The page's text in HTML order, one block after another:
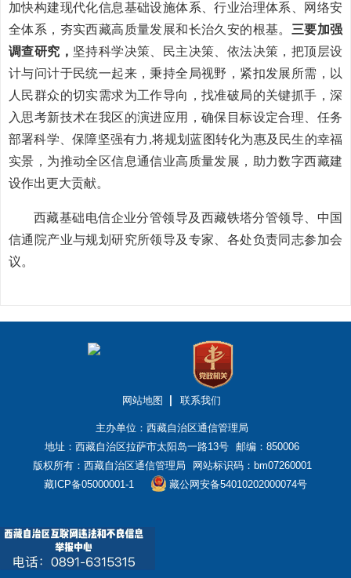
加快构建现代化信息基础设施体系、行业治理体系、网络安
全体系， 夯实西藏高质量发展和长治久安的根基。 三要加强
调查研究， 坚持科学决策、民主决策、依法决策，把顶层设
计与问计于民统一起来，秉持全局视野，紧扣发展所需， 以
人民群众的切实需求为工作导向，找准破局的关键抓手，深
入思考新技术在我区的演进应用， 确保目标设定合理、任务
部署科学、保障坚强有力 ,将规划蓝图转化为惠及民生的幸福
实景， 为推动全区信息通信业高质量发展，助力数字西藏建
设作出更大贡献。
西藏基础电信企业分管领导及西藏铁塔分管领导、中国
信通院产业与规划研究所领导及专家、各处负责同志参加会
议。
网站地图 联系我们
主办单位：西藏自治区通信管理局
地址：西藏自治区拉萨市太阳岛一路13号 邮编：850006
版权所有：西藏自治区通信管理局
网站标识码：bm07260001
藏ICP备05000001-1
藏公网安备54010202000074号